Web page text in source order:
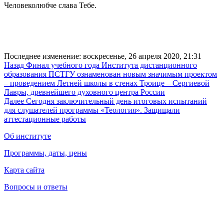
Человеколюбче слава Тебе.
Последнее изменение: воскресенье, 26 апреля 2020, 21:31
Назад Финал учебного года Института дистанционного
образования ПСТГУ ознаменован новым значимым проектом
– проведением Летней школы в стенах Троице – Сергиевой
Лавры, древнейшего духовного центра России
Далее Сегодня заключительный день итоговых испытаний
для слушателей программы «Теология». Защищали
аттестационные работы
Об институте
Программы, даты, цены
Карта сайта
Вопросы и ответы